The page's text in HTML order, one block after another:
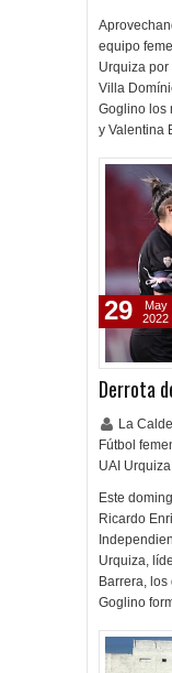
equipo
Urquiza
Villa
Goglino los
y Valentina
Derrota
La
Fútbol
UAI Urquiza
Este
Ricardo
Urquiza,
Barrera,
Goglino
29
May
2022